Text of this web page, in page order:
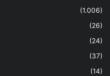
(1.006)
(26)
(24)
(37)
(14)